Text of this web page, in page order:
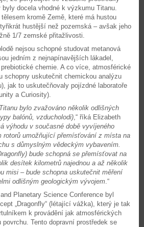
docela vhodné k výzkumu Titanu.
kromě Země, které má hustou
hustější než pozemská – avšak jeho
1/7 zemské přitažlivosti.
nejsou schopné studovat metanová
jedním z nejnapínavějších lákadel,
chemie. A co více, atmosférické
schopny uskutečnit chemickou analýzu
jak to uskutečňovaly pojízdné laboratoře
a Curiosity).
bylo zvažováno několik odlišných
balónů, vzducholodi),“ říká Elizabeth
výhodu v současné době vyvíjeného
rotorů umožňující přemísťování z místa na
s důmyslným vědeckým vybavením.
bude schopná se přemísťovat na
desítek kilometrů najednou a až několik
misi – bude schopna uskutečnit měření
odlišným geologickým vývojem.“
Planetary Science Conference byl
„Dragonfly“ (létající vážka), který je tak
k provádění jak atmosférických
Tento dopravní prostředek se